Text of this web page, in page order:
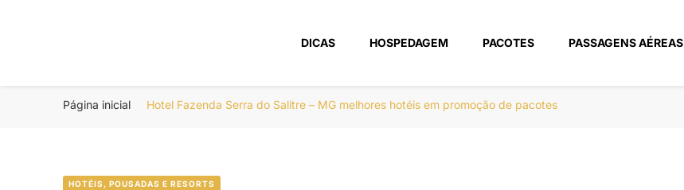
Portal Boa Viagem
DICAS HOSPEDAGEM PACOTES PASSAGENS AÉREAS
Página inicial Hotel Fazenda Serra do Salitre – MG melhores hotéis em promoção de pacotes
HOTÉIS, POUSADAS E RESORTS